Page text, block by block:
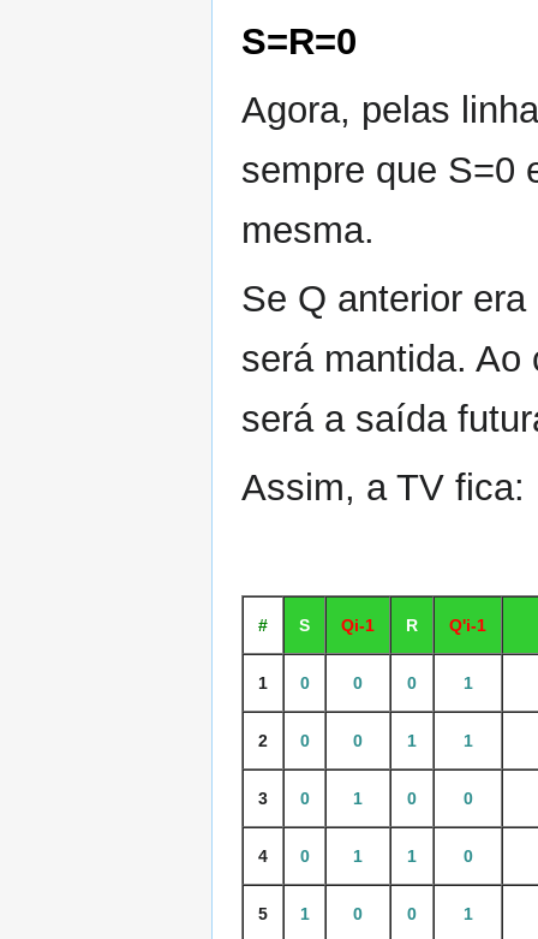
S=R=0
Agora, pelas
sempre que S=0
mesma.
Se Q anterior
será mantida. Ao
será a saída
Assim, a TV fica:
# S Qi-1 R Q'i-1
1 0 0 0 1
2 0 0 1 1
3 0 1 0 0
4 0 1 1 0
5 1 0 0 1